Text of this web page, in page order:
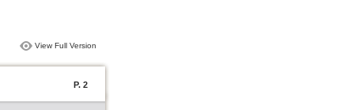
View Full Version
P. 2